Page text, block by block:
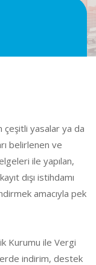
çeşitli yasalar ya da
belirlenen ve
ile yapılan,
dışı istihdamı
amacıyla pek
Kurumu ile Vergi
indirim, destek